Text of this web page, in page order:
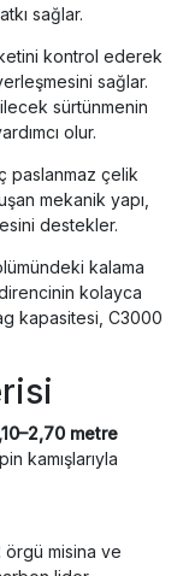
sağlar.
kontrol ederek
sağlar.
sürtünmenin
olur.
paslanmaz çelik
mekanik yapı,
destekler.
kalama
direncinin kolayca
kapasitesi, C3000
metre
kamışlarıyla
örgü misina ve